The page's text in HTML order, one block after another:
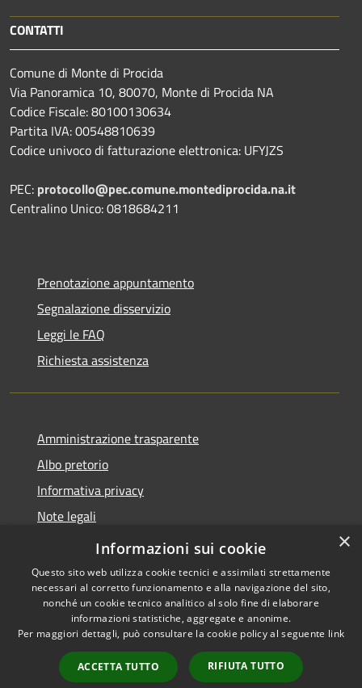
CONTATTI
Comune di Monte di Procida
Via Panoramica 10, 80070, Monte di Procida NA
Codice Fiscale: 80100130634
Partita IVA: 00548810639
Codice univoco di fatturazione elettronica: UFYJZS
PEC: protocollo@pec.comune.montediprocida.na.it
Centralino Unico:0818684211
Prenotazione appuntamento
Segnalazione disservizio
Leggi le FAQ
Richiesta assistenza
Amministrazione trasparente
Albo pretorio
Informativa privacy
Note legali
Dichiarazione di accessibilità
Accessibilità
Copyright © 2026 • Comune di
Monte di Procida • Powered by
Municipium•
Accesso
redazione
×
Informazioni sui cookie
Questo sito web utilizza cookie tecnici e assimilati strettamente
necessari al corretto funzionamento e alla navigazione del sito,
nonché un cookie tecnico analitico al solo fine di elaborare
informazioni statistiche, aggregate e anonime.
Per maggiori dettagli, può consultare la cookie policy al seguente link
ACCETTA TUTTO RIFIUTA TUTTO